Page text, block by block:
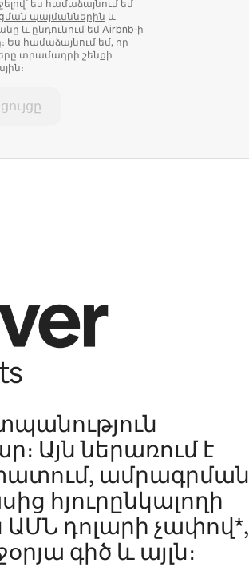
ես համաձայնում եմ
պայմաններին և
և ընդունում եմ Airbnb-ի
։ Ես համաձայնում եմ, որ
տրամադրի շենքի
Այն ներառում է
ամրագրման
հյուրընկալողի
ԱՄՆ դոլարի չափով*,
գիծ և այլն։